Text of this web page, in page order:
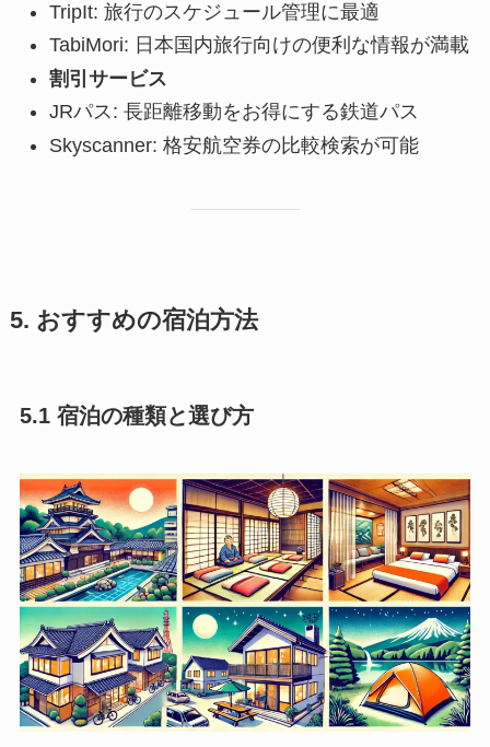
TripIt: 旅行のスケジュール管理に最適
TabiMori: 日本国内旅行向けの便利な情報が満載
割引サービス
JRパス: 長距離移動をお得にする鉄道パス
Skyscanner: 格安航空券の比較検索が可能
5. おすすめの宿泊方法
5.1 宿泊の種類と選び方